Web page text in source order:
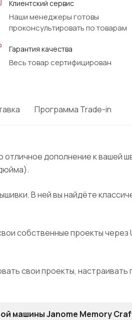
Клиентский сервис
Наши менеджеры готовы
проконсультировать по товарам
Гарантия качества
Весь товар сертифицирован
Программа Trade-in
дополнение к вашей
В ней вы найдёте
собственные проекты
свои проекты, настраивать
машины Janome Memory